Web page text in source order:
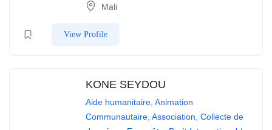
Mali
View Profile
KONE SEYDOU
Aide humanitaire, Animation
Communautaire, Association, Collecte de